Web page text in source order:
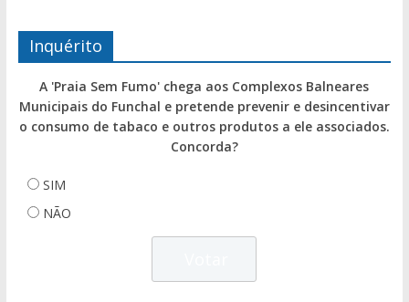
Inquérito
A 'Praia Sem Fumo' chega aos Complexos Balneares
Municipais do Funchal e pretende prevenir e desincentivar
o consumo de tabaco e outros produtos a ele associados.
Concorda?
SIM
NÃO